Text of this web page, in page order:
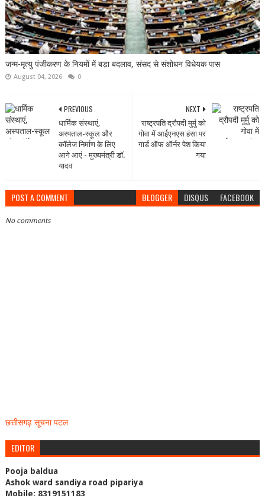
जन्म-मृत्यु पंजीकरण के नियमों में बड़ा बदलाव, संसद से संशोधन विधेयक पास
August 04, 2026 0
NEXT
राष्ट्रपति द्रौपदी मुर्मु को
गोवा में आईएनएस हंसा पर
गार्ड ऑफ ऑर्नर पेश किया
गया
PREVIOUS
धार्मिक संस्थाएं,
अस्पताल-स्कूल और
कॉलेज निर्माण के लिए
आगे आएं - मुख्यमंत्री डॉ.
यादव
POST A COMMENT BLOGGER DISQUS FACEBOOK
No comments
छत्तीसगढ़ सूचना पटल
EDITOR
Pooja baldua
Ashok ward sandiya road pipariya
Mobile: 8319151183